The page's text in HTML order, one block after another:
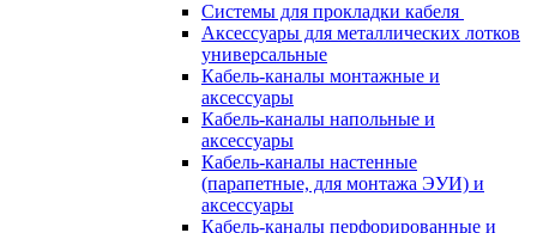
Системы для прокладки кабеля
Аксессуары для металлических лотков
универсальные
Кабель-каналы монтажные и
аксессуары
Кабель-каналы напольные и
аксессуары
Кабель-каналы настенные
(парапетные, для монтажа ЭУИ) и
аксессуары
Кабель-каналы перфорированные и